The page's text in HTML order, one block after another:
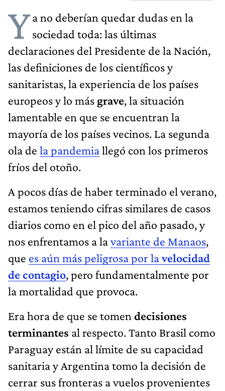
Ya no deberían quedar dudas en la
sociedad toda: las últimas
declaraciones del Presidente de la Nación,
las definiciones de los científicos y
sanitaristas, la experiencia de los países
europeos y lo más grave, la situación
lamentable en que se encuentran la
mayoría de los países vecinos. La segunda
ola de la pandemiallegó con los primeros
fríos del otoño.
A pocos días de haber terminado el verano,
estamos teniendo cifras similares de casos
diarios como en el pico del año pasado, y
nos enfrentamos a lavariante de Manaos,
que es aún más peligrosa por lavelocidad
de contagio, pero fundamentalmente por
la mortalidad que provoca.
Era hora de que se tomen decisiones
terminantes al respecto. Tanto Brasil como
Paraguay están al límite de su capacidad
sanitaria y Argentina tomo la decisión de
cerrar sus fronteras a vuelos provenientes